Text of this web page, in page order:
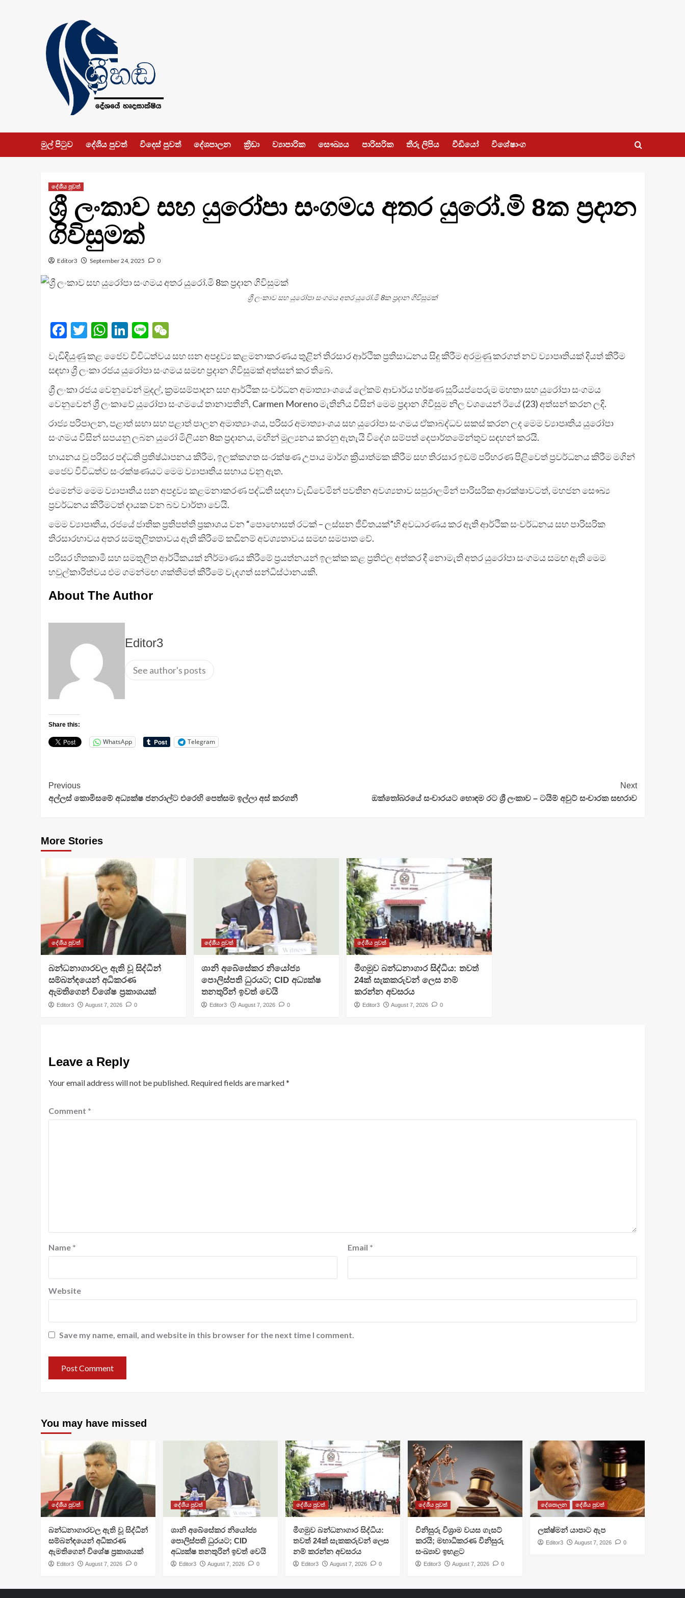
මුල් පිටුව දේශීය පුවත් විදෙස් පුවත් දේශපාලන ක්‍රීඩා ව්‍යාපාරික සෞඛ්‍යය පාරිසරික තීරු ලිපිය වීඩියෝ විශේෂාංග
දේශීය පුවත්
ශ්‍රී ලංකාව සහ යුරෝපා සංගමය අතර යුරෝ.මි 8ක ප්‍රදාන
ගිවිසුමක්
Editor3 September 24, 2025 0
ශ්‍රී ලංකාව සහ යුරෝපා සංගමය අතර යුරෝ.මි 8ක ප්‍රදාන ගිවිසුමක්
Facebook
Twitter
WhatsApp
LinkedIn
LineWeChat
වැඩිදියුණු කළ ජෛව විවිධත්වය සහ ඝන අපද්‍රව්‍ය කළමනාකරණය තුළින් තිරසාර ආර්ථික ප්‍රතිසාධනය සිදු කිරීම අරමුණු කරගත් නව ව්‍යාපෘතියක් දියත් කිරීම
සඳහා ශ්‍රී ලංකා රජය යුරෝපා සංගමය සමඟ ප්‍රදාන ගිවිසුමක් අත්සන් කර තිබේ.
ශ්‍රී ලංකා රජය වෙනුවෙන් මුදල්, ක්‍රමසම්පාදන සහ ආර්ථික සංවර්ධන අමාත්‍යාංශයේ ලේකම් ආචාර්ය හර්ෂණ සූරියප්පෙරුම මහතා සහ යුරෝපා සංගමය
වෙනුවෙන් ශ්‍රී ලංකාවේ යුරෝපා සංගමයේ තානාපතිනි, Carmen Moreno මැතිනිය විසින් මෙම ප්‍රදාන ගිවිසුම නිල වශයෙන් ඊයේ (23) අත්සන් කරන ලදි.
රාජ්‍ය පරිපාලන, පළාත් සභා සහ පළාත් පාලන අමාත්‍යාංශය, පරිසර අමාත්‍යාංශය සහ යුරෝපා සංගමය ඒකාබද්ධව සකස් කරන ලද මෙම ව්‍යාපෘතිය යුරෝපා
සංගමය විසින් සපයනු ලබන යුරෝ මිලියන 8ක ප්‍රදානය, මඟින් මූල්‍යනය කරනු ඇතැයි විදේශ සම්පත් දෙපාර්තමේන්තුව සඳහන් කරයි.
හායනය වූ පරිසර පද්ධති ප්‍රතිෂ්ඨාපනය කිරීම, ඉලක්කගත සංරක්ෂණ උපාය මාර්ග ක්‍රියාත්මක කිරීම සහ තිරසාර ඉඩම් පරිහරණ පිළිවෙත් ප්‍රවර්ධනය කිරීම මගින්
ජෛව විවිධත්ව සංරක්ෂණයට මෙම ව්‍යාපෘතිය සහාය වනු ඇත.
එමෙන්ම මෙම ව්‍යාපෘතිය ඝන අපද්‍රව්‍ය කළමනාකරණ පද්ධති සඳහා වැඩිවෙමින් පවතින අවශ්‍යතාව සපුරාලමින් පාරිසරික ආරක්ෂාවටත්, මහජන සෞඛ්‍ය
ප්‍රවර්ධනය කිරීමටත් දායක වන බව වාර්තා වෙයි.
මෙම ව්‍යාපෘතිය, රජයේ ජාතික ප්‍රතිපත්ති ප්‍රකාශය වන “පොහොසත් රටක් – ලස්සන ජීවිතයක්”හි අවධාරණය කර ඇති ආර්ථික සංවර්ධනය සහ පාරිසරික
තිරසාරභාවය අතර සමතුලිතතාවය ඇති කිරීමේ කඩිනම් අවශ්‍යතාවය සමඟ සමපාත වේ.
පරිසර හිතකාමී සහ සමතුලිත ආර්ථිකයක් නිර්මාණය කිරීමේ ප්‍රයත්නයන් ඉලක්ක කළ ප්‍රතිඵල අත්කර දී නොමැති අතර යුරෝපා සංගමය සමඟ ඇති මෙම
හවුල්කාරිත්වය එම ගමන්මඟ ශක්තිමත් කිරීමේ වැදගත් සන්ධිස්ථානයකි.
About The Author
Editor3
See author's posts
Share this:
WhatsApp Telegram
Continue
Reading
Previous
අල්ලස් කොමිසමේ අධ්‍යක්ෂ ජනරාල්ට එරෙහි පෙත්සම ඉල්ලා අස් කරගනී
Next
ඔක්තෝබරයේ සංචාරයට හොඳම රට ශ්‍රී ලංකාව – ටයිම් අවුට් සංචාරක සඟරාව
More Stories
දේශීය පුවත්
බන්ධනාගාරවල ඇති වූ සිද්ධීන්
සම්බන්ඳයෙන් අධිකරණ
ඇමතිගෙන් විශේෂ ප්‍රකාශයක්
Editor3 August 7, 2026 0
දේශීය පුවත්
ශානි අබේසේකර නියෝජ්‍ය
පොලිස්පති ධුරයට; CID අධ්‍යක්ෂ
තනතුරින් ඉවත් වෙයි
Editor3 August 7, 2026 0
දේශීය පුවත්
මීගමුව බන්ධනාගාර සිද්ධිය: තවත්
24ක් සැකකරුවන් ලෙස නම්
කරන්න අවසරය
Editor3 August 7, 2026 0
Leave a Reply
Your email address will not be published. Required fields are marked*
Comment *
Name * Email *
Website
Save my name, email, and website in this browser for the next time I comment.
You may have missed
දේශීය පුවත්
බන්ධනාගාරවල ඇති වූ සිද්ධීන්
සම්බන්ඳයෙන් අධිකරණ
ඇමතිගෙන් විශේෂ ප්‍රකාශයක්
Editor3 August 7, 2026 0
දේශීය පුවත්
ශානි අබේසේකර නියෝජ්‍ය
පොලිස්පති ධුරයට; CID
අධ්‍යක්ෂ තනතුරින් ඉවත් වෙයි
Editor3 August 7, 2026 0
දේශීය පුවත්
මීගමුව බන්ධනාගාර සිද්ධිය:
තවත් 24ක් සැකකරුවන් ලෙස
නම් කරන්න අවසරය
Editor3 August 7, 2026 0
දේශීය පුවත්
විනිසුරු විශ්‍රාම වයස ගැසට්
කරයි; මහාධිකරණ විනිසුරු
සංඛ්‍යාව ඉහළට
Editor3 August 7, 2026 0
දේශපාලන දේශීය පුවත්
ලක්ෂ්මන් යාපාට ඇප
Editor3 August 7, 2026 0